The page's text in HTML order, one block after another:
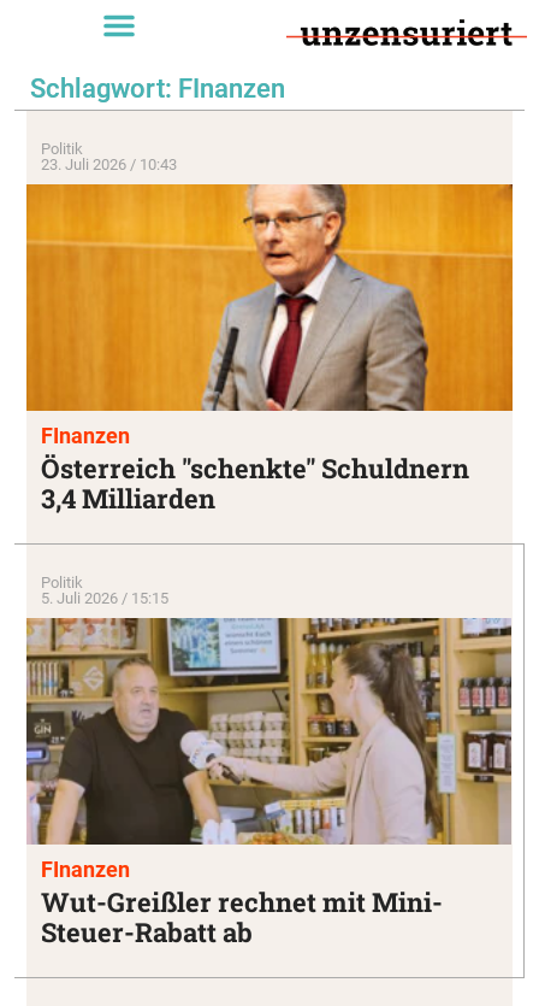
Schlagwort: FInanzen
Politik
23. Juli 2026 / 10:43
FInanzen
Österreich "schenkte" Schuldnern
3,4 Milliarden
Politik
5. Juli 2026 / 15:15
FInanzen
Wut-Greißler rechnet mit Mini-
Steuer-Rabatt ab